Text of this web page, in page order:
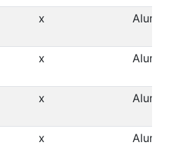
x Alumínio
x Alumínio
x Alumínio
x Alumínio